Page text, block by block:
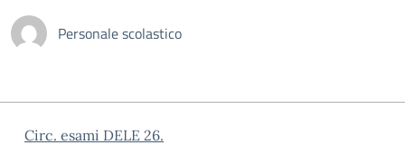
Personale scolastico
Circ. esami DELE 26.